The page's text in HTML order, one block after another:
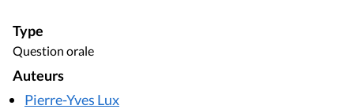
Type
Question orale
Auteurs
Pierre-Yves Lux